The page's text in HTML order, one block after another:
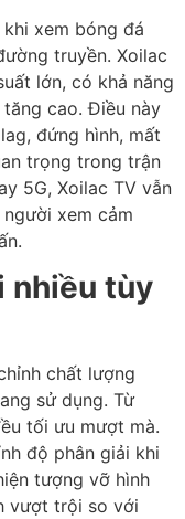
xem bóng đá
truyền. Xoilac
lớn, có khả năng
cao. Điều này
đứng hình, mất
trọng trong trận
5G, Xoilac TV vẫn
xem cảm
nhiều tùy
chất lượng
sử dụng. Từ
tối ưu mượt mà.
độ phân giải khi
tượng vỡ hình
vượt trội so với